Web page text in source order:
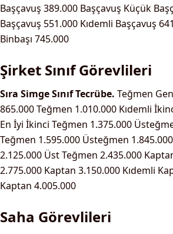
Başçavuş 389.000 Başçavuş Küçük
Başçavuş 551.000 Kıdemli Başçavuş
Binbaşı 745.000
Şirket Sınıf Görevlileri
Sıra SimgeSınıfTecrübe. Teğmen
865.000Teğmen 1.010.000 Kıdemli
En İyi İkinci Teğmen 1.375.000
Teğmen 1.595.000 Üsteğmen 1.845.000
2.125.000 Üst Teğmen 2.435.000
2.775.000 Kaptan 3.150.000 Kıdemli
Kaptan 4.005.000
Saha Görevlileri